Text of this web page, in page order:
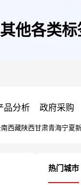
他各类标
品分析 政府采购
西藏陕西甘肃青海宁夏
热门城市